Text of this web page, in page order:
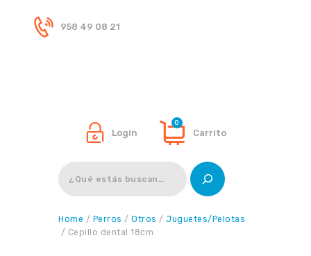
958 49 08 21
Login Carrito
0
Buscar
Home / Perros / Otros / Juguetes/Pelotas
/ Cepillo dental 18cm